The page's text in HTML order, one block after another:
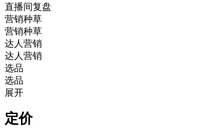
直播间复盘
营销种草
营销种草
达人营销
达人营销
选品
选品
展开
定价